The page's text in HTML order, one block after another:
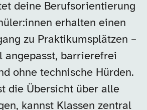
deine Berufsorientierung
erhalten einen
zu Praktikumsplätzen –
angepasst, barrierefrei
ohne technische Hürden.
die Übersicht über alle
kannst Klassen zentral